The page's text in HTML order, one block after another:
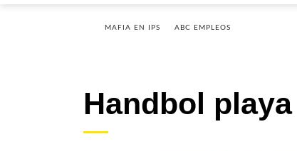
MAFIA EN IPS ABC EMPLEOS
Handbol playa